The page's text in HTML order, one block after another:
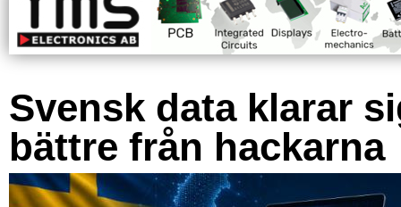
Svensk data klarar
bättre från hackarna